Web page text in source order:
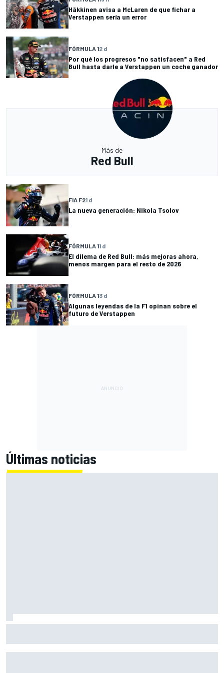
Häkkinen avisa a McLaren de que fichar a
Verstappen sería un error
FÓRMULA 12 d
Por qué los progresos "no satisfacen" a Red
Bull hasta darle a Verstappen un coche ganador
Más de
Red Bull
FIA F21 d
La nueva generación: Nikola Tsolov
FÓRMULA 11 d
El dilema de Red Bull: más mejoras ahora,
menos margen para el resto de 2026
FÓRMULA 13 d
Algunas leyendas de la F1 opinan sobre el
futuro de Verstappen
Últimas noticias